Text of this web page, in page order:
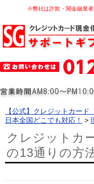
※弊社は詐欺・闇金融業者
【公式】クレジットカード
日本全国どこでも対応！
>
クレジットカ
の13通りの方